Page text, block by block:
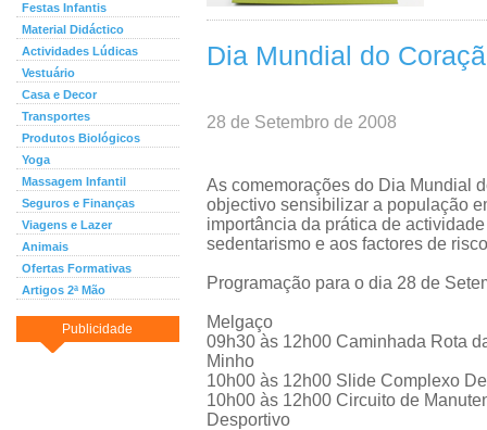
Festas Infantis
Material Didáctico
Actividades Lúdicas
Vestuário
Casa e Decor
Transportes
Produtos Biológicos
Yoga
Massagem Infantil
Seguros e Finanças
Viagens e Lazer
Animais
Ofertas Formativas
Artigos 2ª Mão
Publicidade
Dia Mundial do
28 de Setembro de 2008
As comemorações do Dia Mundial
objectivo sensibilizar a população
importância da prática de
sedentarismo e aos factores de
Programação para o dia 28 de
Melgaço
09h30 às 12h00 Caminhada Rota
Minho
10h00 às 12h00 Slide Complexo
10h00 às 12h00 Circuito de
Desportivo